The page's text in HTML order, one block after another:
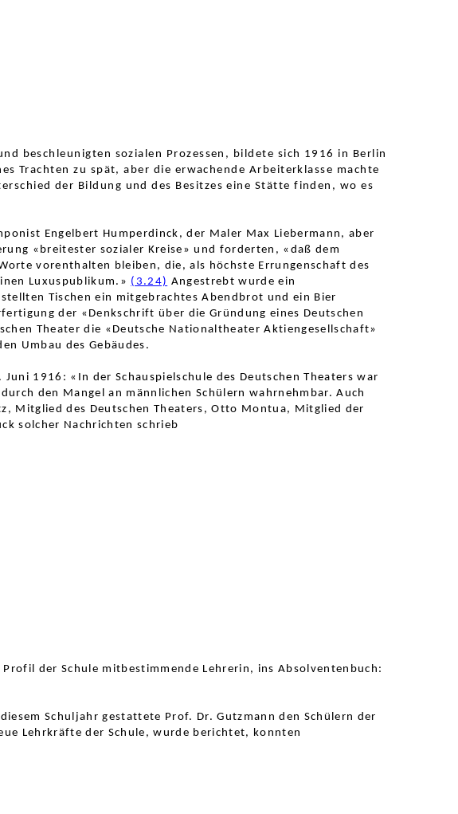
beschleunigten sozialen Prozessen, bildete sich 1916 in Berlin
Trachten zu spät, aber die erwachende Arbeiter klasse machte
der Bildung und des Besitzes eine Stätte finden, wo es
Engelbert Humperdinck, der Maler Max Liebermann, aber
«breitester sozialer Kreise» und forderten, «daß dem
vorenthalten bleiben, die, als höchste Errungenschaft des
Luxuspublikum.» (3.24) Angestrebt wurde ein
Tischen ein mitgebrachtes Abendbrot und ein Bier
der «Denkschrift über die Gründung eines Deutschen
Theater die «Deutsche Nationaltheater Aktiengesellschaft»
Umbau des Gebäudes.
1916: «In der Schauspielschule des Deutschen Theaters war
den Mangel an männlichen Schülern wahrnehmbar. Auch
Mitglied des Deutschen Theaters, Otto Montua, Mitglied der
solcher Nachrichten schrieb
der Schule mitbestimmende Lehrerin, ins Absolventenbuch:
Schuljahr gestattete Prof. Dr. Gutzmann den Schülern der
Lehrkräfte der Schule, wurde berichtet, konnten